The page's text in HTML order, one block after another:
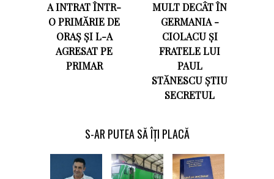
A INTRAT ÎNTR-
O PRIMĂRIE DE
ORAȘ ȘI L-A
AGRESAT PE
PRIMAR
MULT DECÂT ÎN
GERMANIA -
CIOLACU ȘI
FRATELE LUI
PAUL
STĂNESCU ȘTIU
SECRETUL
S-AR PUTEA SĂ ÎȚI PLACĂ